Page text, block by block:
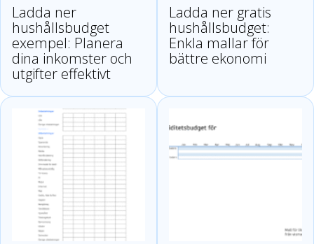
Ladda ner
hushållsbudget
exempel: Planera
dina inkomster och
utgifter effektivt
Ladda ner gratis
hushållsbudget:
Enkla mallar för
bättre ekonomi